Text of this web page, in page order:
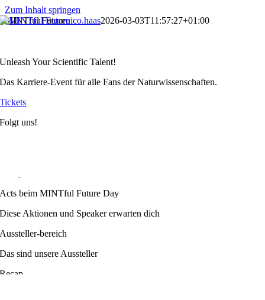
Zum Inhalt springen
MINTful Futurenico.haas2026-03-03T11:57:27+01:00
Unleash Your Scientific Talent!
Das Karriere-Event für alle Fans der Naturwissenschaften.
Tickets
Folgt uns!
Acts beim MINTful Future Day
Diese Aktionen und Speaker erwarten dich
Aussteller-bereich
Das sind unsere Aussteller
Recap